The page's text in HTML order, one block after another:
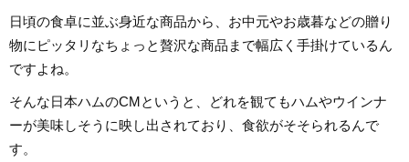
日頃の食卓に並ぶ身近な商品から、お中元やお歳暮などの贈り
物にピッタリなちょっと贅沢な商品まで幅広く手掛けているん
ですよね。
そんな日本ハムのCMというと、どれを観てもハムやウインナ
ーが美味しそうに映し出されており、食欲がそそられるんで
す。